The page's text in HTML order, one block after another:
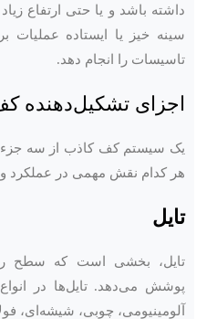
داشته باشد و یا حتی ارتفاع
سینه خیز یا ایستاده عملیات
تاسیسات را انجام دهد.
اجزای تشکیل‌دهنده
یک سیستم کف کاذب از سه
هر کدام نقش مهمی در عملکرد و
تایل
تایل، بخشی است که سطح
پوشش می‌دهد. تایل‌ها در
آلومینیومی، چوبی، شیشه‌ای،